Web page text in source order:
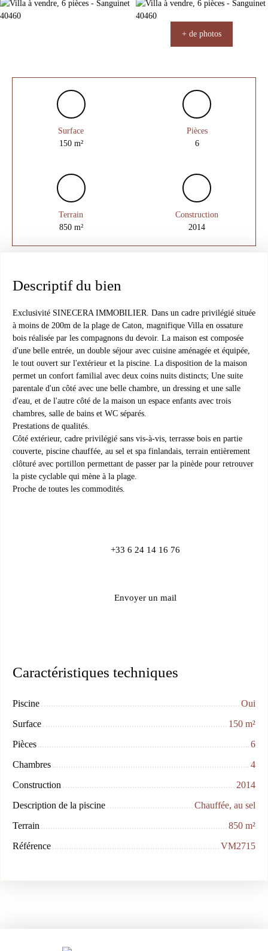
+ de photos
Surface
150 m²
Pièces
6
Terrain
850 m²
Construction
2014
Descriptif du bien
Exclusivité SINECERA IMMOBILIER. Dans un cadre privilégié située
à moins de 200m de la plage de Caton, magnifique Villa en ossature
bois réalisée par les compagnons du devoir. La maison est composée
d'une belle entrée, un double séjour avec cuisine aménagée et équipée,
le tout ouvert sur l'extérieur et la piscine. La disposition de la maison
permet un confort familial avec deux coins nuits distincts; Une suite
parentale d'un côté avec une belle chambre, un dressing et une salle
d'eau, et de l'autre côté de la maison un espace enfants avec trois
chambres, salle de bains et WC séparés.
Prestations de qualités.
Côté extérieur, cadre privilégié sans vis-à-vis, terrasse bois en partie
couverte, piscine chauffée, au sel et spa finlandais, terrain entièrement
clôturé avec portillon permettant de passer par la pinède pour retrouver
la piste cyclable qui mène à la plage.
Proche de toutes les commodités.
+33 6 24 14 16 76
Envoyer un mail
Caractéristiques techniques
Piscine
Oui
Surface
150 m²
Pièces
6
Chambres
4
Construction
2014
Description de la piscine
Chauffée, au sel
Terrain
850 m²
Référence
VM2715